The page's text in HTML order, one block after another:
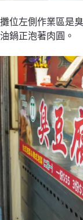
攤位左側作業區是
油鍋正泡著肉圓。